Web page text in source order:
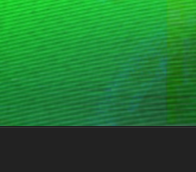
Zum
Inhalt
springen